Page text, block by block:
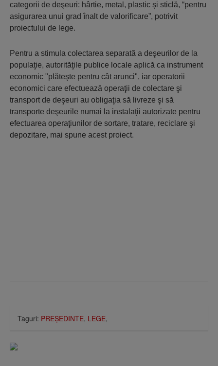
categorii de deşeuri: hârtie, metal, plastic şi sticlă, “pentru
asigurarea unui grad înalt de valorificare”, potrivit
proiectului de lege.
Pentru a stimula colectarea separată a deşeurilor de la
populaţie, autorităţile publice locale aplică ca instrument
economic "plăteşte pentru cât arunci", iar operatorii
economici care efectuează operaţii de colectare şi
transport de deşeuri au obligaţia să livreze şi să
transporte deşeurile numai la instalaţii autorizate pentru
efectuarea operaţiunilor de sortare, tratare, reciclare şi
depozitare, mai spune acest proiect.
Taguri: PREŞEDINTE, LEGE,